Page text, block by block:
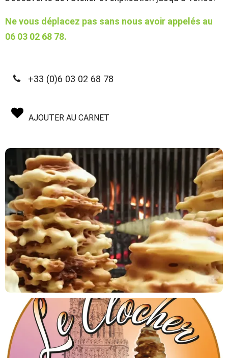
Ne vous déplacez pas sans nous avoir appelés au
06 03 02 68 78.
+33 (0)6 03 02 68 78
AJOUTER AU CARNET